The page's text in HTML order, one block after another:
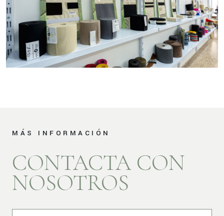
MÁS INFORMACIÓN
CONTACTA CON
NOSOTROS